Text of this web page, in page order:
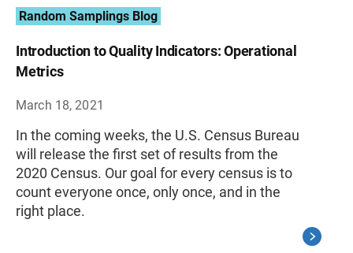
Random Samplings Blog
Introduction to Quality Indicators: Operational
Metrics
March 18, 2021
In the coming weeks, the U.S. Census Bureau
will release the first set of results from the
2020 Census. Our goal for every census is to
count everyone once, only once, and in the
right place.